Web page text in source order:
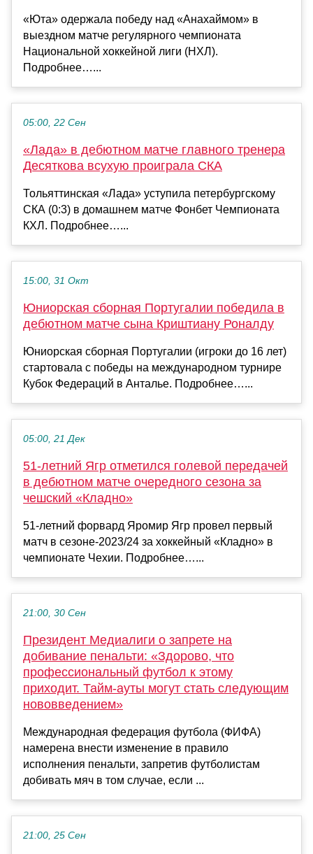
«Юта» одержала победу над «Анахаймом» в
выездном матче регулярного чемпионата
Национальной хоккейной лиги (НХЛ).
Подробнее…...
05:00, 22 Сен
«Лада» в дебютном матче главного тренера
Десяткова всухую проиграла СКА
Тольяттинская «Лада» уступила петербургскому
СКА (0:3) в домашнем матче Фонбет Чемпионата
КХЛ. Подробнее…...
15:00, 31 Окт
Юниорская сборная Португалии победила в
дебютном матче сына Криштиану Роналду
Юниорская сборная Португалии (игроки до 16 лет)
стартовала с победы на международном турнире
Кубок Федераций в Анталье. Подробнее…...
05:00, 21 Дек
51‑летний Ягр отметился голевой передачей
в дебютном матче очередного сезона за
чешский «Кладно»
51‑летний форвард Яромир Ягр провел первый
матч в сезоне‑2023/24 за хоккейный «Кладно» в
чемпионате Чехии. Подробнее…...
21:00, 30 Сен
Президент Медиалиги о запрете на
добивание пенальти: «Здорово, что
профессиональный футбол к этому
приходит. Тайм-ауты могут стать следующим
нововведением»
Международная федерация футбола (ФИФА)
намерена внести изменение в правило
исполнения пенальти, запретив футболистам
добивать мяч в том случае, если ...
21:00, 25 Сен